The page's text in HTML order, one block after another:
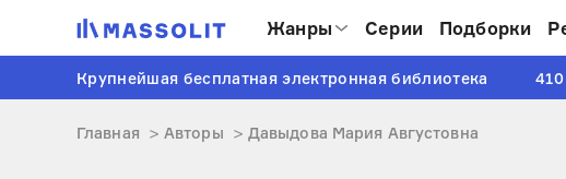
Жанры Серии Подборки
Крупнейшая бесплатная электронная библиотека
Главная Авторы Давыдова Мария Августовна